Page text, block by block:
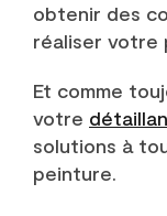
obtenir des
réaliser
Et comme
votre
solutions à
peinture.